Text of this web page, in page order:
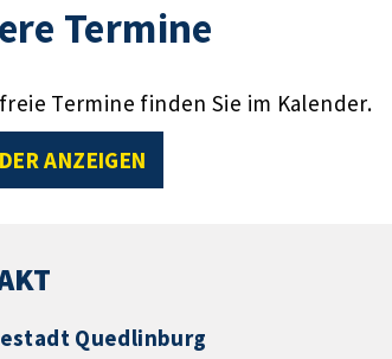
Termine
Termine finden Sie im Kalender.
ANZEIGEN
Quedlinburg